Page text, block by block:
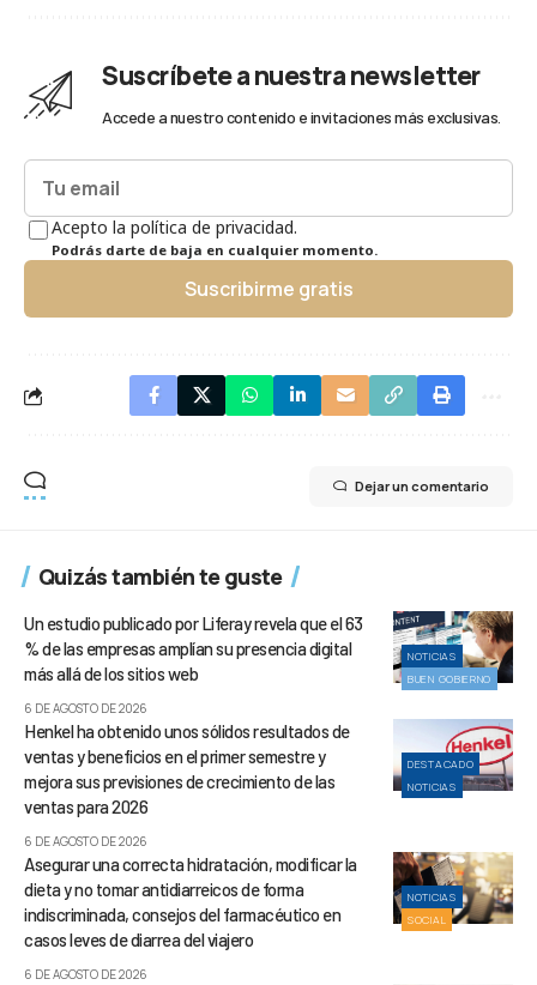
Suscríbete a nuestra newsletter
Accede a nuestro contenido e invitaciones más exclusivas.
Acepto la política de privacidad.
Podrás darte de baja en cualquier momento.
Suscribirme gratis
Dejar un comentario
Quizás también te guste
NOTICIAS
BUEN GOBIERNO
Un estudio publicado por Liferay revela que el 63
% de las empresas amplían su presencia digital
más allá de los sitios web
6 DE AGOSTO DE 2026
DESTACADO
NOTICIAS
Henkel ha obtenido unos sólidos resultados de
ventas y beneficios en el primer semestre y
mejora sus previsiones de crecimiento de las
ventas para 2026
6 DE AGOSTO DE 2026
NOTICIAS
SOCIAL
Asegurar una correcta hidratación, modificar la
dieta y no tomar antidiarreicos de forma
indiscriminada, consejos del farmacéutico en
casos leves de diarrea del viajero
6 DE AGOSTO DE 2026